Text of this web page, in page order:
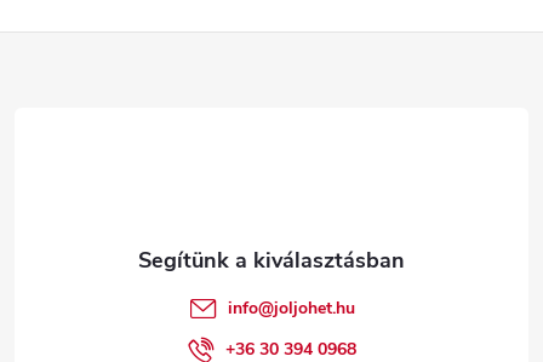
info@joljohet.hu
+36 30 394 0968